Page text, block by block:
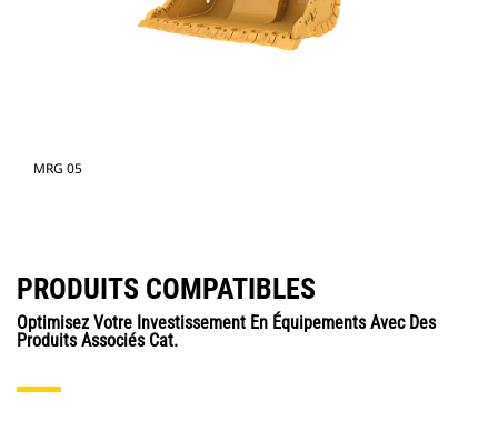
MRG 05
PRODUITS COMPATIBLES
Optimisez Votre Investissement En Équipements Avec Des
Produits Associés Cat.